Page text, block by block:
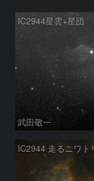
IC2944星雲+星団
武田敬一